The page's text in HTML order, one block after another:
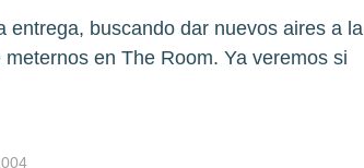
buscando dar nuevos aires a la
en The Room. Ya veremos si